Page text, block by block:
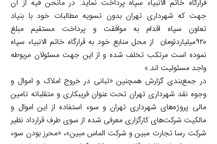
قرارگاه خاتم الانبیاء سپاه پرداخت نماید. در مانحن فیه از آن
جهت که شهرداری تهران بدون تسویه مطالبات خود با بنیاد
تعاون سپاه اقدام به موافقت و پرداخت مستقیم مبلغ
۹۲۰میلیاردتومان از محل منابع خود به قرارگاه خاتم الانبیاء سپاه
نموده است مرتکب تخلف شده و از این جهت مسئولان مربوطه
واجد مسئولیت اند.»
در جمع‌بندی گزارش همچنین «تبانی در خروج املاک و اموال و
وجوه نقد شهرداری تهران تحت عنوان فریبکاری و متقلبانه تامین
مالی پروژه‌های شهرداری تهران و سوء استفاده از این اموال و
مالکیت شرکت‌های کارگزاری معرفی شده از سوی طرف قرارداد نظیر
شرکت رسا تجارت مبین و شرکت الماس مبین»، «محرز بودن سوء